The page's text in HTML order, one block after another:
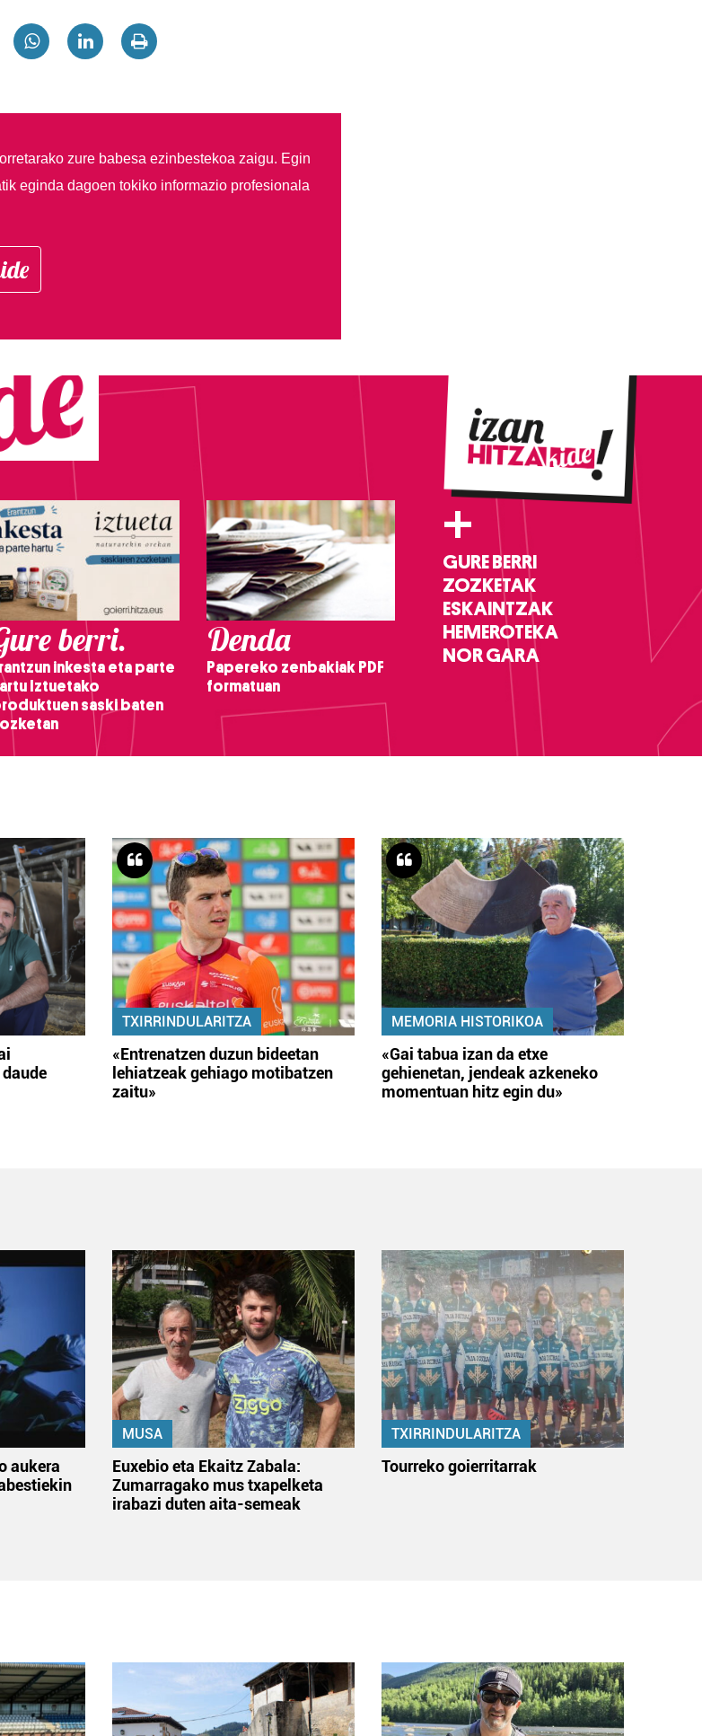
zure babesa ezinbestekoa zaigu. Egin
eginda dagoen tokiko informazio profesionala
berri.
inkesta eta parte
Iztuetako
saski baten
Denda
Papereko zenbakiak PDF
formatuan
+
GURE BERRI
ZOZKETAK
ESKAINTZAK
HEMEROTEKA
NOR GARA
TXIRRINDULARITZA
«Entrenatzen duzun bideetan
lehiatzeak gehiago motibatzen
zaitu»
MEMORIA HISTORIKOA
«Gai tabua izan da etxe
gehienetan, jendeak azkeneko
momentuan hitz egin du»
aukera
MUSA
Euxebio eta Ekaitz Zabala:
Zumarragako mus txapelketa
irabazi duten aita-semeak
TXIRRINDULARITZA
Tourreko goierritarrak